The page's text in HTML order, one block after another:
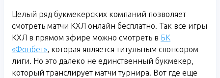
Целый ряд букмекерских компаний позволяет
смотреть матчи КХЛ онлайн бесплатно. Так все игры
КХЛ в прямом эфире можно смотреть в БК
«Фонбет», которая является титульным спонсором
лиги. Но это далеко не единственный букмекер,
который транслирует матчи турнира. Вот где еще